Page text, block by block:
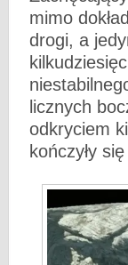
mimo
drogi, a
licznych
odkryciem
kończyły